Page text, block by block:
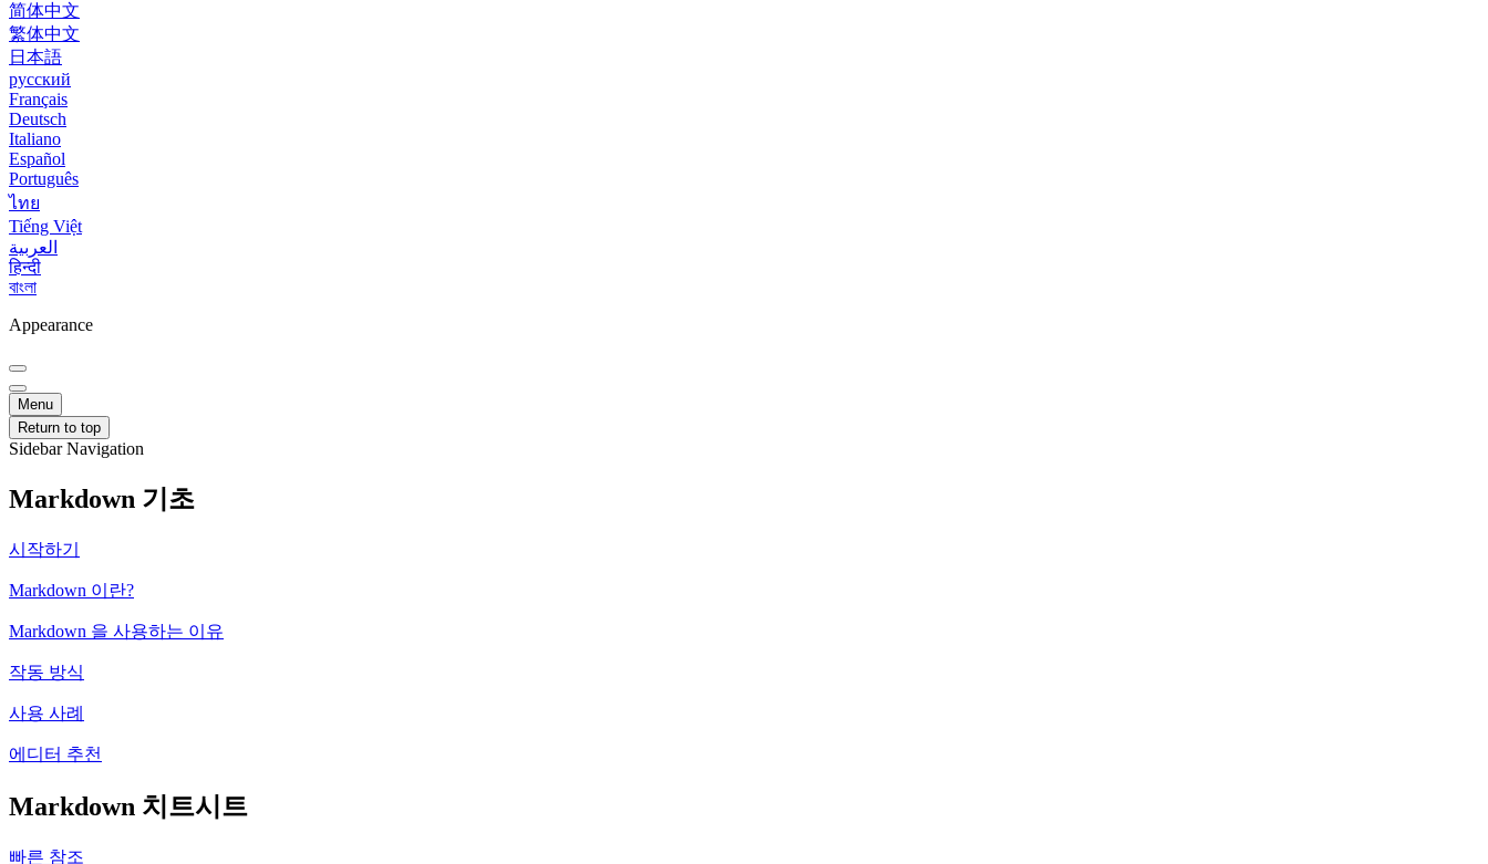
简体中文
繁体中文
日本語
русский
Français
Deutsch
Italiano
Español
Português
ไทย
Tiếng Việt
العربية
हिन्दी
বাংলা
Appearance
Menu
Return to top
Sidebar Navigation
Markdown 기초
시작하기
Markdown 이란?
Markdown 을 사용하는 이유
작동 방식
사용 사례
에디터 추천
Markdown 치트시트
빠른 참조